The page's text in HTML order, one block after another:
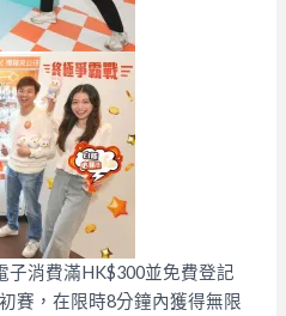
子消費滿HK$300並免費登記
賽，在限時8分鐘內獲得無限